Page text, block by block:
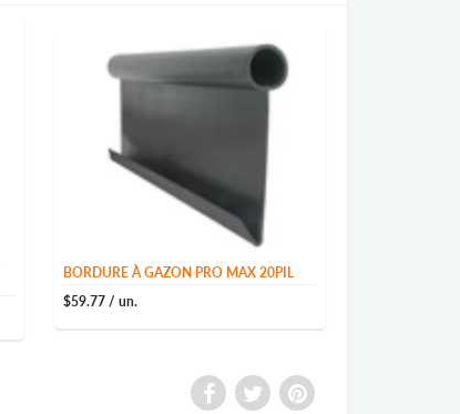
BORDURE À GAZON PRO MAX 20PIL
$59.77 / un.